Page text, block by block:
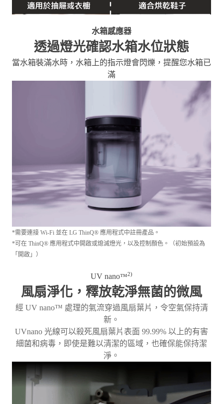
水箱感應器
透過燈光確認水箱水位狀態
當水箱裝滿水時，水箱上的指示燈會閃爍，提醒您水箱已
滿
*需要連接 Wi-Fi 並在 LG ThinQ® 應用程式中註冊產品。
*可在 ThinQ® 應用程式中開啟或熄滅燈光，以及控制顏色。（初始預設為
「開啟」）
UV nano™2)
風扇淨化，釋放乾淨無菌的微風
經 UV nano™ 處理的氣流穿過風扇葉片，令空氣保持清
新。
UVnano 光線可以殺死風扇葉片表面 99.99% 以上的有害
細菌和病毒，即使是難以清潔的區域，也確保能保持潔
淨。